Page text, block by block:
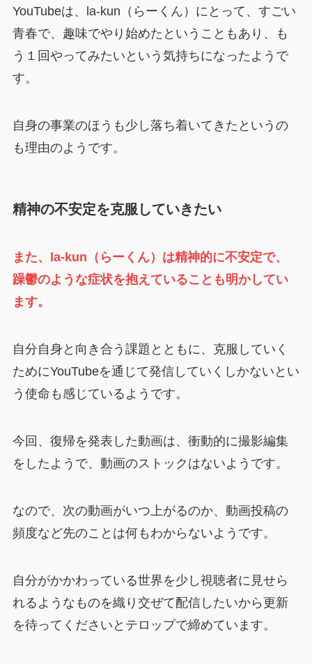
YouTubeは、la-kun（らーくん）にとって、すごい
青春で、趣味でやり始めたということもあり、も
う１回やってみたいという気持ちになったようで
す。
自身の事業のほうも少し落ち着いてきたというの
も理由のようです。
精神の不安定を克服していきたい
また、la-kun（らーくん）は精神的に不安定で、
躁鬱のような症状を抱えていることも明かしてい
ます。
自分自身と向き合う課題とともに、克服していく
ためにYouTubeを通じて発信していくしかないとい
う使命も感じているようです。
今回、復帰を発表した動画は、衝動的に撮影編集
をしたようで、動画のストックはないようです。
なので、次の動画がいつ上がるのか、動画投稿の
頻度など先のことは何もわからないようです。
自分がかかわっている世界を少し視聴者に見せら
れるようなものを織り交ぜて配信したいから更新
を待ってくださいとテロップで締めています。